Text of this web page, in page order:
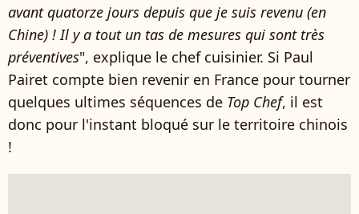
avant quatorze jours depuis que je suis revenu (en
Chine) ! Il y a tout un tas de mesures qui sont très
préventives", explique le chef cuisinier. Si Paul
Pairet compte bien revenir en France pour tourner
quelques ultimes séquences de Top Chef, il est
donc pour l'instant bloqué sur le territoire chinois
!